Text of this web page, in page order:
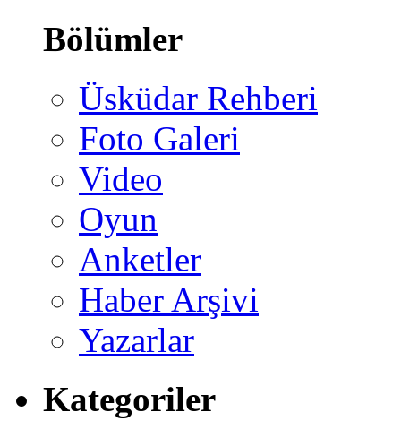
Bölümler
Üsküdar Rehberi
Foto Galeri
Video
Oyun
Anketler
Haber Arşivi
Yazarlar
Kategoriler